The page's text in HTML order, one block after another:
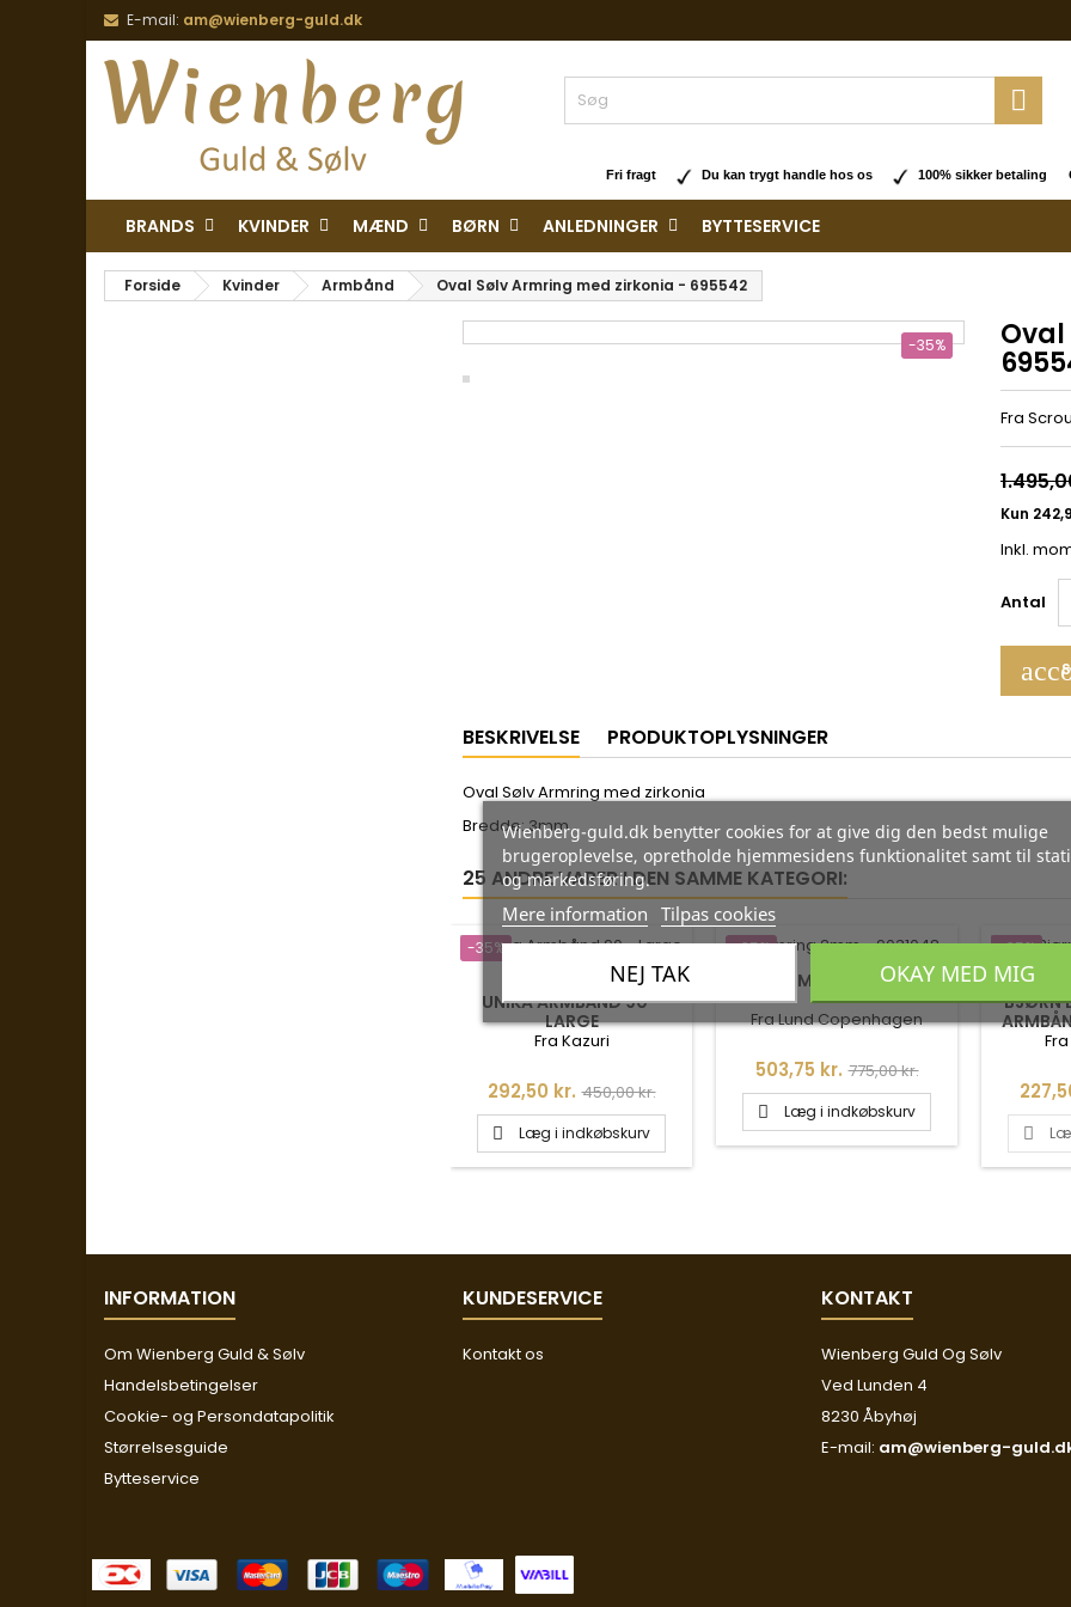
E-mail: am@wienberg-guld.dk

Fri fragt Du kan trygt handle hos os 100% sikker betaling
BRANDS KVINDER MÆND BØRN ANLEDNINGER BYTTESERVICE
Forside Kvinder Armbånd Oval Sølv Armring med zirkonia - 695542
-35%
Fra
Inkl.
Antal
BESKRIVELSE PRODUKTOPLYSNINGER
Oval Sølv Armring med zirkonia
Bredde: 3mm
25 ANDRE VARER I DEN SAMME KATEGORI:
-35%
UNIKA ARMBÅND 90 -
LARGE
Fra Kazuri
Pris
292,50 kr. Normalpris
450,00 kr.
 Læg i indkøbskurv
-35%
ARMRING 2MM
Fra Lund Copenhagen
Pris
503,75 kr. Normalpris
775,00 kr.
 Læg i indkøbskurv
-35%
BJØRN
Pris

INFORMATION
Om Wienberg Guld & Sølv
Handelsbetingelser
Cookie- og Persondatapolitik
Størrelsesguide
Bytteservice
KUNDESERVICE
Kontakt os
KONTAKT
Wienberg Guld Og Sølv
Ved Lunden 4
8230 Åbyhøj
E-mail: am@wienberg-
Wienberg-guld.dk benytter cookies for at give dig den bedst mulige
brugeroplevelse, opretholde hjemmesidens funktionalitet samt til
og markedsføring.
Mere information Tilpas cookies
NEJ TAK OKAY MED MIG